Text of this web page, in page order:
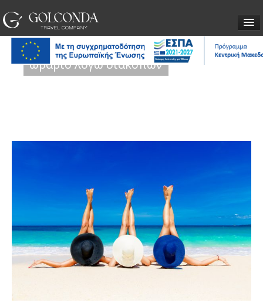
ΕΙΣΙΤΗΡΙΑ
ΕΠΙΚΟΙΝΩΝΙΑ
ωράριο λόγω διακοπών